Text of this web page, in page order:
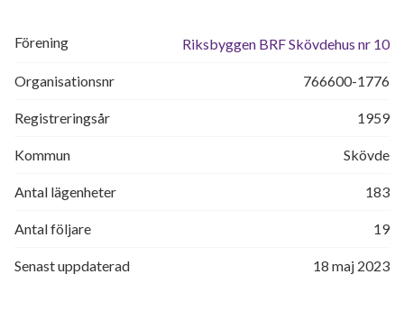
Förening Riksbyggen BRF Skövdehus nr 10
Organisationsnr 766600-1776
Registreringsår 1959
Kommun Skövde
Antal lägenheter 183
Antal följare 19
Senast uppdaterad 18 maj 2023